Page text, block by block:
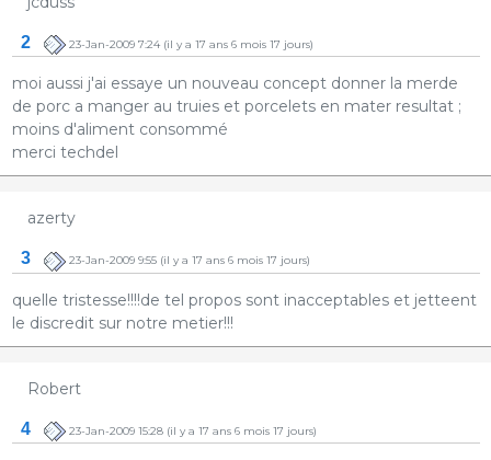
2 23-Jan-2009 7:24(il y a 17 ans 6 mois 17 jours)
moi aussi j'ai essaye un nouveau concept donner la merde
de porc a manger au truies et porcelets en mater resultat ;
moins d'aliment consommé
merci techdel
azerty
3 23-Jan-2009 9:55(il y a 17 ans 6 mois 17 jours)
quelle tristesse!!!!de tel propos sont inacceptables et jetteent
le discredit sur notre metier!!!
Robert
4 23-Jan-2009 15:28(il y a 17 ans 6 mois 17 jours)